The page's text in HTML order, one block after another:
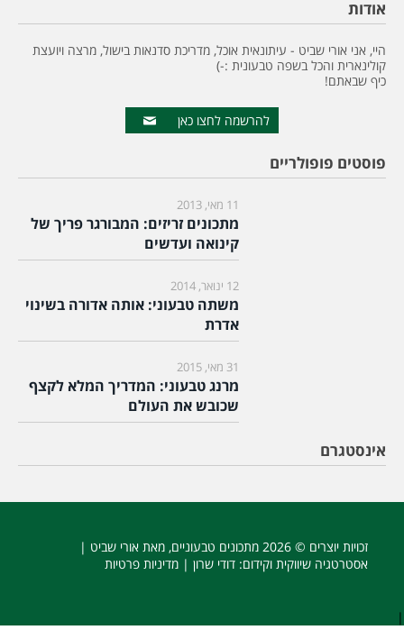
אודות
היי, אני אורי שביט - עיתונאית אוכל, מדריכת סדנאות בישול, מרצה ויועצת
קולינארית והכל בשפה טבעונית :-)
כיף שבאתם!
להרשמה לחצו כאן
פוסטים פופולריים
11 מאי, 2013
מתכונים זריזים: המבורגר פריך של
קינואה ועדשים
12 ינואר, 2014
משתה טבעוני: אותה אדורה בשינוי
אדרת
31 מאי, 2015
מרנג טבעוני: המדריך המלא לקצף
שכובש את העולם
אינסטגרם
זכויות יוצרים © 2026 מתכונים טבעוניים, מאת אורי שביט |
אסטרטגיה שיווקית וקידום: דודי שרון | מדיניות פרטיות
|